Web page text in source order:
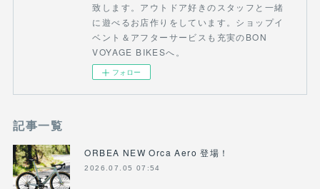
致します。アウトドア好きのスタッフと一緒
に遊べるお店作りをしています。ショップイ
ベント＆アフターサービスも充実のBON
VOYAGE BIKESへ。
フォロー
記事一覧
ORBEA NEW Orca Aero 登場！
2026.07.05 07:54